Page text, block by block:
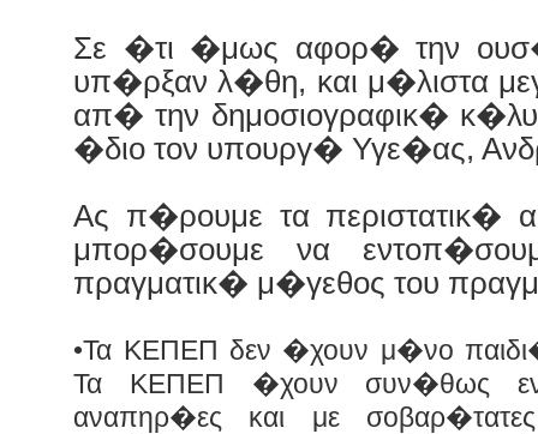
Σε �τι �μως αφορ� την
υπ�ρξαν λ�θη, και μ�λιστα
απ� την δημοσιογραφικ�
�διο τον υπουργ� Υγε�ας,
Ας π�ρουμε τα περιστατικ�
μπορ�σουμε να
πραγματικ� μ�γεθος του
•Τα ΚΕΠΕΠ δεν �χουν μ�νο
Τα ΚΕΠΕΠ �χουν συν�θως
αναπηρ�ες και με